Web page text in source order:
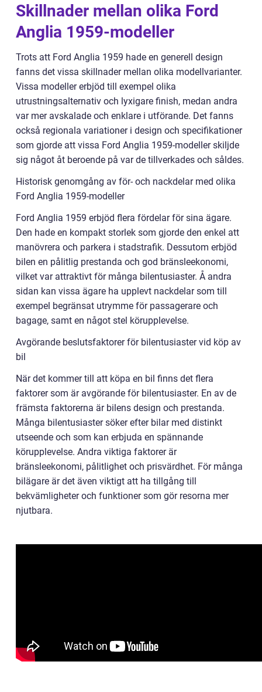
Skillnader mellan olika Ford
Anglia 1959-modeller
Trots att Ford Anglia 1959 hade en generell design
fanns det vissa skillnader mellan olika modellvarianter.
Vissa modeller erbjöd till exempel olika
utrustningsalternativ och lyxigare finish, medan andra
var mer avskalade och enklare i utförande. Det fanns
också regionala variationer i design och specifikationer
som gjorde att vissa Ford Anglia 1959-modeller skiljde
sig något åt beroende på var de tillverkades och såldes.
Historisk genomgång av för- och nackdelar med olika
Ford Anglia 1959-modeller
Ford Anglia 1959 erbjöd flera fördelar för sina ägare.
Den hade en kompakt storlek som gjorde den enkel att
manövrera och parkera i stadstrafik. Dessutom erbjöd
bilen en pålitlig prestanda och god bränsleekonomi,
vilket var attraktivt för många bilentusiaster. Å andra
sidan kan vissa ägare ha upplevt nackdelar som till
exempel begränsat utrymme för passagerare och
bagage, samt en något stel körupplevelse.
Avgörande beslutsfaktorer för bilentusiaster vid köp av
bil
När det kommer till att köpa en bil finns det flera
faktorer som är avgörande för bilentusiaster. En av de
främsta faktorerna är bilens design och prestanda.
Många bilentusiaster söker efter bilar med distinkt
utseende och som kan erbjuda en spännande
körupplevelse. Andra viktiga faktorer är
bränsleekonomi, pålitlighet och prisvärdhet. För många
bilägare är det även viktigt att ha tillgång till
bekvämligheter och funktioner som gör resorna mer
njutbara.